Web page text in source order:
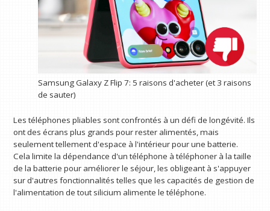
Samsung Galaxy Z Flip 7: 5 raisons d'acheter (et 3 raisons
de sauter)
Les téléphones pliables sont confrontés à un défi de longévité. Ils
ont des écrans plus grands pour rester alimentés, mais
seulement tellement d'espace à l'intérieur pour une batterie.
Cela limite la dépendance d'un téléphone à téléphoner à la taille
de la batterie pour améliorer le séjour, les obligeant à s'appuyer
sur d'autres fonctionnalités telles que les capacités de gestion de
l'alimentation de tout silicium alimente le téléphone.